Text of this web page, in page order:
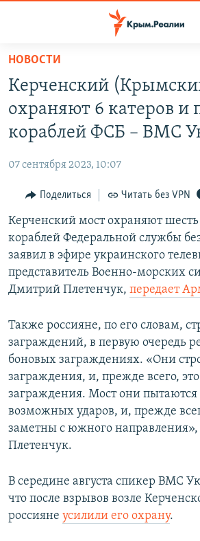
Вернуться
основному
содержанию
Вернутся
главной
навигации
Вернутся
поиску
СПЕЦПРОЕКТЫ
ГРУЗ 200
11 ЛЕТ ОККУПАЦИИ КРЫМА. 11 ИСТОРИЙ
ВОДА
ЕЩЕ
ИНТЕРАКТИВ
ИНФОГРАФИКА
ТЕЛЕПРОЕКТ КРЫМ.РЕАЛИИ
СОВЕТЫ ПРАВОЗАЩИТНИКОВ
ПРОПАВШИЕ БЕЗ ВЕСТИ
ПОБЕДИТЕЛЕЙ НЕ СУДЯТ?
КРЫМ.НЕПОКОРЕННЫЙ
УКРАИНСКАЯ ПРОБЛЕМА КРЫМА
РАДІО СВОБОДА
КАК ОБОЙТИ БЛОКИРОВКУ
Українською
Qırımtatar
ПРИСОЕДИНЯЙТЕСЬ!
Все сайты RFE/RL
НОВОСТИ
Керченский
охраняют 6 катеров и
кораблей ФСБ – ВМС
07 сентября 2023, 10:07
Поделиться Читать без VPN
Керченский мост охраняют шесть
кораблей Федеральной службы
заявил в эфире украинского
представитель Военно-морских
Дмитрий Плетенчук, передает
Также россияне, по его словам,
заграждений, в первую очередь
боновых заграждениях. «Они
заграждения, и, прежде всего,
заграждения. Мост они пытаются
возможных ударов, и, прежде
заметны с южного направления»,
Плетенчук.
В середине августа спикер ВМС
что после взрывов возле
россияне усилили его охрану.